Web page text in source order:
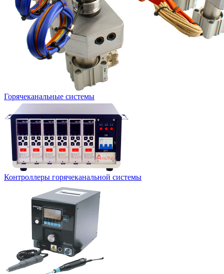
Горячеканальные системы
Контроллеры горячеканальной системы